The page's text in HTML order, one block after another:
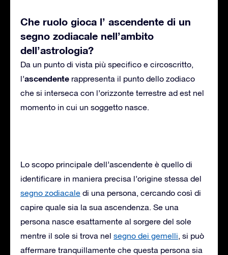
Che ruolo gioca l’ ascendente di un
segno zodiacale nell’ambito
dell’astrologia?
Da un punto di vista più specifico e circoscritto,
l’ascendente rappresenta il punto dello zodiaco
che si interseca con l’orizzonte terrestre ad est nel
momento in cui un soggetto nasce.
Lo scopo principale dell’ascendente è quello di
identificare in maniera precisa l’origine stessa del
segno zodiacale di una persona, cercando così di
capire quale sia la sua ascendenza. Se una
persona nasce esattamente al sorgere del sole
mentre il sole si trova nel segno dei gemelli, si può
affermare tranquillamente che questa persona sia